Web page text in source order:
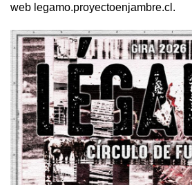
web legamo.proyectoenjambre.cl.